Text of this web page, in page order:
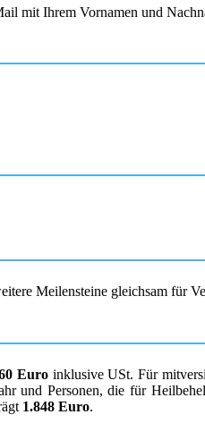
mit Ihrem Vornamen und
Meilensteine gleichsam für
Euro inklusive USt. Für
und Personen, die für
1.848 Euro.